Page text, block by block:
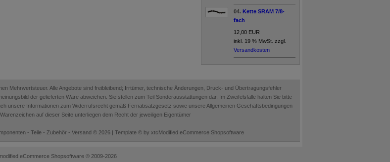
04. Kette SRAM 7/8-
fach
12,00 EUR
inkl. 19 % MwSt. zzgl.
Versandkosten
Mehrwertsteuer. Alle Angebote sind freibleibend; Irrtümer, technische Änderungen, Druck- und Übertragungsfehler
der gelieferten Ware abweichen. Sie stellen zum Teil Sonderausstattungen dar. Im Zweifelsfalle halten Sie bitte
unsere Informationen zum Widerrufsrecht gemäß Fernabsatzgesetz sowie unsere Allgemeinen Geschäftsbedingungen
auf dieser Seite unterliegen dem Recht der jeweiligen Eigentümer
- Teile - Zubehör - Versand © 2026 | Template © by xtcModified eCommerce Shopsoftware
ified eCommerce Shopsoftware © 2009-2026